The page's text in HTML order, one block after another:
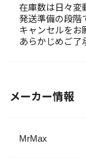
在庫数は日々変
発送準備の段階
キャンセルをお
あらかじめご了
メーカー情報
MrMax